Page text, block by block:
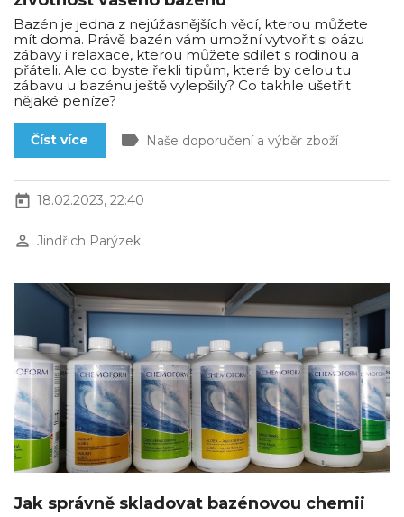
Bazén je jedna z nejúžasnějších věcí, kterou můžete
mít doma. Právě bazén vám umožní vytvořit si oázu
zábavy i relaxace, kterou můžete sdílet s rodinou a
přáteli. Ale co byste řekli tipům, které by celou tu
zábavu u bazénu ještě vylepšily? Co takhle ušetřit
nějaké peníze?
Číst více label Naše doporučení a výběr zboží
today 18.02.2023, 22:40
perm_identity Jindřich Parýzek
Jak správně skladovat bazénovou chemii